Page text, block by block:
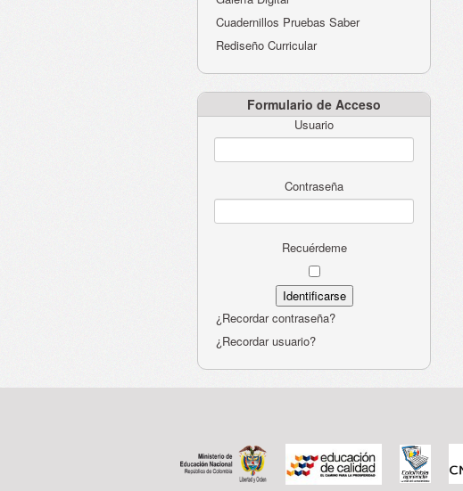
Cuadernillos Pruebas Saber
Rediseño Curricular
Formulario de Acceso
Usuario
Contraseña
Recuérdeme
¿Recordar contraseña?
¿Recordar usuario?